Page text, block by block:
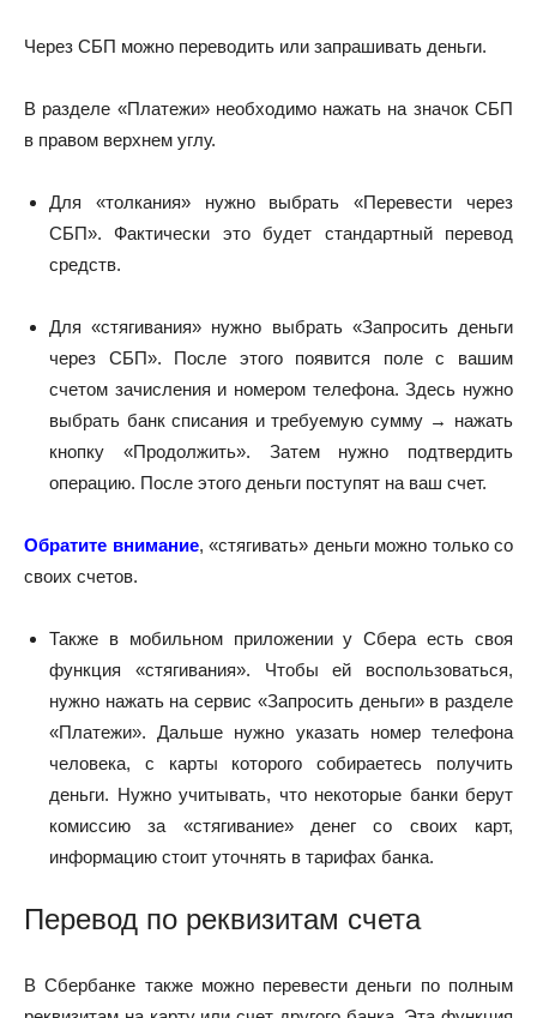
Через СБП можно переводить или запрашивать деньги.
В разделе «Платежи» необходимо нажать на значок СБП
в правом верхнем углу.
Для «толкания» нужно выбрать «Перевести через
СБП». Фактически это будет стандартный перевод
средств.
Для «стягивания» нужно выбрать «Запросить деньги
через СБП». После этого появится поле с вашим
счетом зачисления и номером телефона. Здесь нужно
выбрать банк списания и требуемую сумму → нажать
кнопку «Продолжить». Затем нужно подтвердить
операцию. После этого деньги поступят на ваш счет.
Обратите внимание, «стягивать» деньги можно только со
своих счетов.
Также в мобильном приложении у Сбера есть своя
функция «стягивания». Чтобы ей воспользоваться,
нужно нажать на сервис «Запросить деньги» в разделе
«Платежи». Дальше нужно указать номер телефона
человека, с карты которого собираетесь получить
деньги. Нужно учитывать, что некоторые банки берут
комиссию за «стягивание» денег со своих карт,
информацию стоит уточнять в тарифах банка.
Перевод по реквизитам счета
В Сбербанке также можно перевести деньги по полным